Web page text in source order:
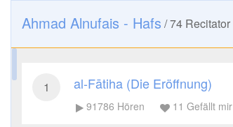
Ahmad Alnufais - Hafs /74 Recitator
1 al-Fātiha (Die Eröffnung)
91786 Hören 11 Gefällt mir